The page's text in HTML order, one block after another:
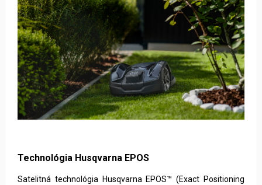
Technológia Husqvarna EPOS
Satelitná technológia Husqvarna EPOS™ (Exact Positioning